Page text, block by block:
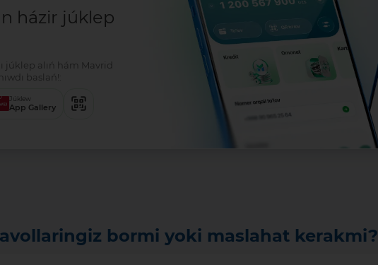
házir júklep
júklep alıń hám Mavrid
baslań!:
Júklew
App Gallery
bormi yoki maslahat kerakmi?